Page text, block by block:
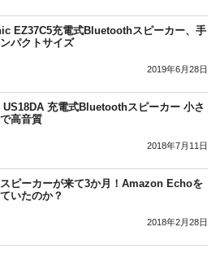
EZ37C5充電式Bluetoothスピーカー、手
パクトサイズ
2019年6月28日
US18DA 充電式Bluetoothスピーカー 小さ
高音質
2018年7月11日
ピーカーが来て3か月！Amazon Echoを
いたのか？
2018年2月28日